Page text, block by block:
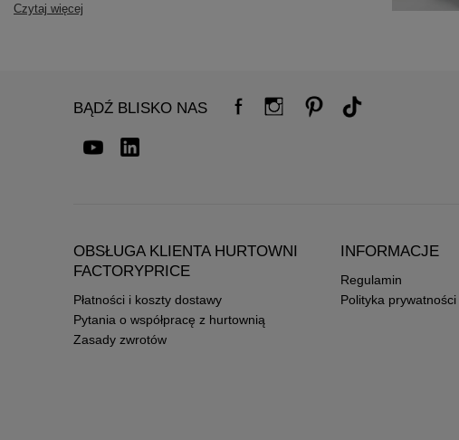
Czytaj więcej
BĄDŹ BLISKO NAS
OBSŁUGA KLIENTA HURTOWNI
FACTORYPRICE
Płatności i koszty dostawy
Pytania o współpracę z hurtownią
Zasady zwrotów
INFORMACJE
Regulamin
Polityka prywatności